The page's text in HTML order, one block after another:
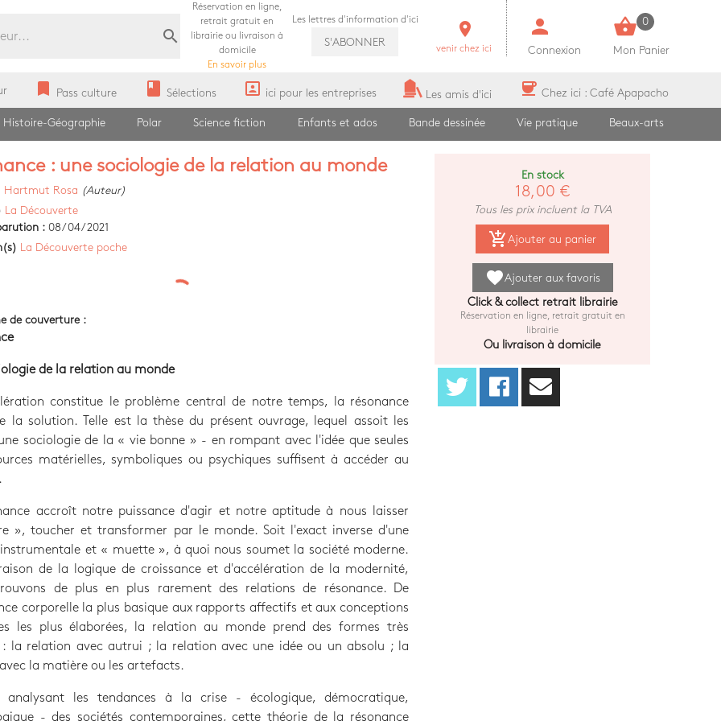
search
Réservation en ligne,
retrait gratuit en
librairie ou livraison à
domicile
En savoir plus
Les lettres d'information d'ici
S'ABONNER
room
venir chez ici
person
Connexion
shopping_basket 0
Mon Panier
bookmark Pass culture book Sélections portrait ici pour les entreprises Les amis d'ici coffee Chez ici : Café Apapacho
Histoire-Géographie Polar Science fiction Enfants et ados Bande dessinée Vie pratique Beaux-arts
: une sociologie de la relation au monde
Hartmut Rosa (Auteur)
La Découverte
: 08/04/2021
La Découverte poche
de couverture :
de la relation au monde
constitue le problème central de notre temps, la résonance
la solution. Telle est la thèse du présent ouvrage, lequel assoit les
sociologie de la « vie bonne » - en rompant avec l'idée que seules
matérielles, symboliques ou psychiques suffisent à accéder au
accroît notre puissance d'agir et notre aptitude à nous laisser
», toucher et transformer par le monde. Soit l'exact inverse d'une
et « muette », à quoi nous soumet la société moderne.
de la logique de croissance et d'accélération de la modernité,
de plus en plus rarement des relations de résonance. De
corporelle la plus basique aux rapports affectifs et aux conceptions
les plus élaborées, la relation au monde prend des formes très
: la relation avec autrui ; la relation avec une idée ou un absolu ; la
la matière ou les artefacts.
analysant les tendances à la crise - écologique, démocratique,
- des sociétés contemporaines, cette théorie de la résonance
En stock
18,00 €
Tous les prix incluent la TVA
add_shopping_cart Ajouter au panier
favorite Ajouter aux favoris
Click & collect retrait librairie
Réservation en ligne, retrait gratuit en
librairie
Ou livraison à domicile